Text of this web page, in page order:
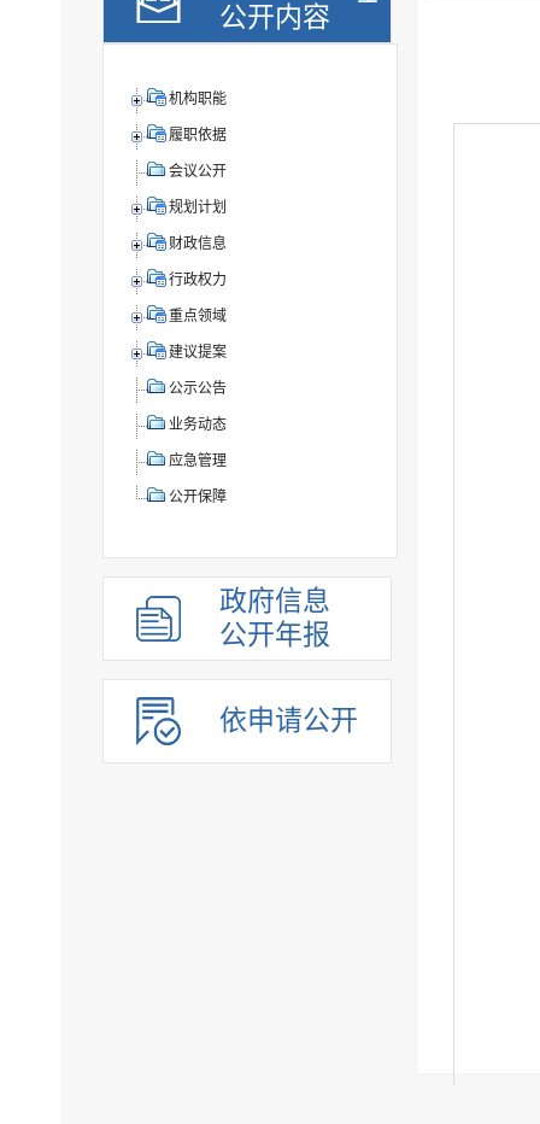
公开内容
机构职能
履职依据
会议公开
规划计划
财政信息
行政权力
重点领域
建议提案
公示公告
业务动态
应急管理
公开保障
政府信息
公开年报
依申请公开